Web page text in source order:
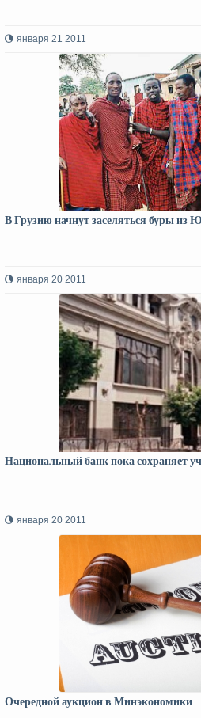
января 21 2011
В Грузию начнут заселяться буры
января 20 2011
Национальный банк пока сохраняет
января 20 2011
Очередной аукцион в Минэкономики